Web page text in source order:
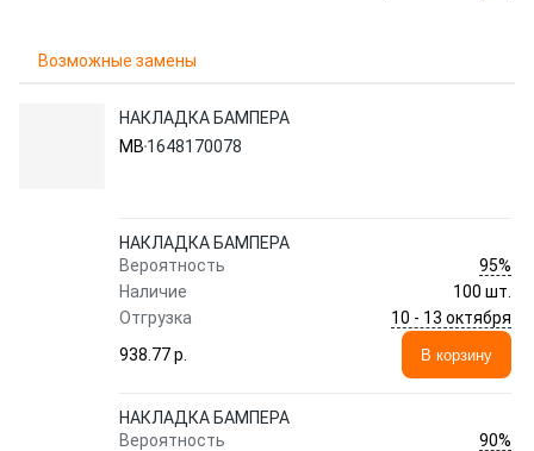
Возможные замены
НАКЛАДКА БАМПЕРА
MB 1648170078
НАКЛАДКА БАМПЕРА
Вероятность
95%
Наличие
100 шт.
Отгрузка
10 - 13 октября
938.77 p.
В корзину
НАКЛАДКА БАМПЕРА
Вероятность
90%